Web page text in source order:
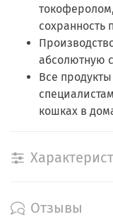
сохранность
абсолютную
Все
кошках в
Отзывы